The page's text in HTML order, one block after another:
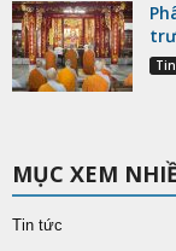
MỤC XEM
Tin tức